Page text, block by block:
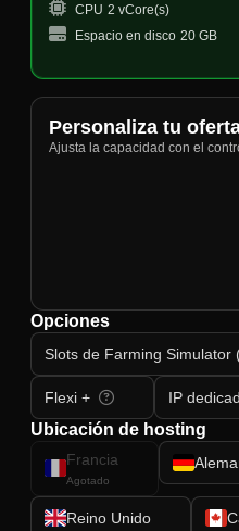
CPU 2 vCore(s)
Espacio en disco 20 GB
Personaliza tu
Ajusta la capacidad con el
Opciones
Slots de Farming Simulator
Flexi + IP
Ubicación de hosting
Francia
Agotado
Reino Unido